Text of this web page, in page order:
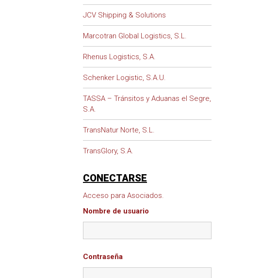
JCV Shipping & Solutions
Marcotran Global Logistics, S.L.
Rhenus Logistics, S.A.
Schenker Logistic, S.A.U.
TASSA – Tránsitos y Aduanas el Segre,
S.A.
TransNatur Norte, S.L.
TransGlory, S.A.
CONECTARSE
Acceso para Asociados.
Nombre de usuario
Contraseña